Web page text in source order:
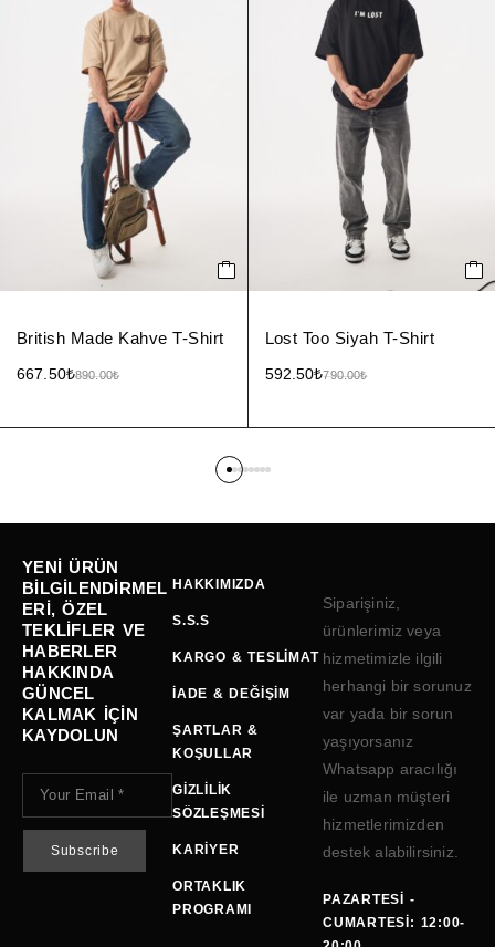
British Made Kahve T-Shirt
890.00₺
667.50₺
Lost Too Siyah T-Shirt
790.00₺
592.50₺
YENI ÜRÜN
BILGILENDIRMEL
ERI, ÖZEL
TEKLIFLER VE
HABERLER
HAKKINDA
GÜNCEL
KALMAK IÇIN
KAYDOLUN
HAKKIMIZDA
S.S.S
KARGO & TESLIMAT
İADE & DEĞIŞIM
ŞARTLAR &
KOŞULLAR
GIZLILIK
SÖZLEŞMESI
KARIYER
ORTAKLIK
PROGRAMI
Siparişiniz,
ürünlerimiz veya
hizmetimizle ilgili
herhangi bir sorunuz
var yada bir sorun
yaşıyorsanız
Whatsapp aracılığı
ile uzman müşteri
hizmetlerimizden
destek alabilirsiniz.
PAZARTESI -
CUMARTESI: 12:00-